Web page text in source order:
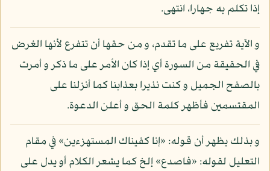
إذا تكلم به جهارا، انتهى.
و الآية تفريع على ما تقدم، و من حقها أن تتفرع لأنها الغرض
في الحقيقة من السورة أي إذا كان الأمر على ما ذكر و أمرت
بالصفح الجميل و كنت نذيرا بعذابنا كما أنزلنا على
المقتسمين فأظهر كلمة الحق و أعلن الدعوة.
و بذلك يظهر أن قوله: «إنا كفيناك المستهزءين» في مقام
التعليل لقوله: «فاصدع» إلخ كما يشعر الكلام أو يدل على